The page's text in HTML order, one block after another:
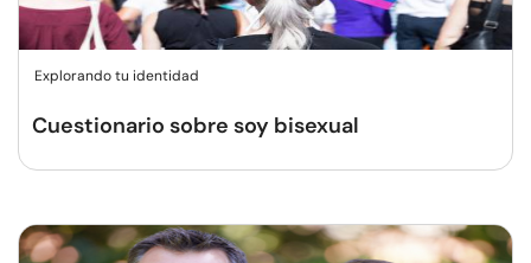
Explorando tu identidad
Cuestionario sobre soy bisexual